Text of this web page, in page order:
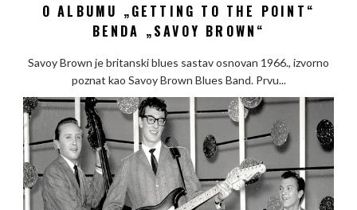
O
To
Point“
„Savoy
Brown“
O ALBUMU „GETTING TO THE POINT“
BENDA „SAVOY BROWN“
Savoy Brown je britanski blues sastav osnovan 1966., izvorno
poznat kao Savoy Brown Blues Band. Prvu...